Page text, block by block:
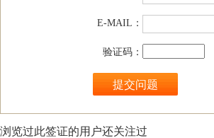
E-MAIL：
验证码：
浏览过此签证的用户还关注过